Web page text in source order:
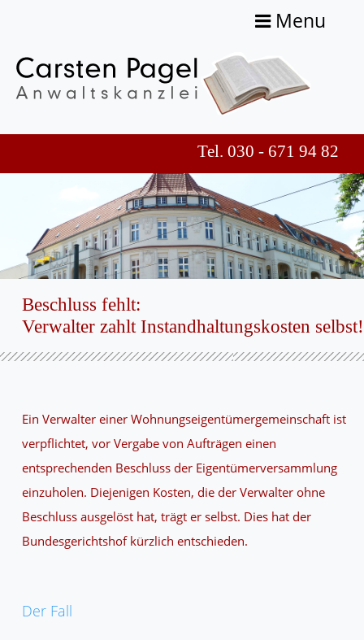
Menu
Tel. 030 - 671 94 82
Beschluss fehlt:
Verwalter zahlt Instandhaltungskosten selbst!
Ein Verwalter einer Wohnungseigentümergemeinschaft ist
verpflichtet, vor Vergabe von Aufträgen einen
entsprechenden Beschluss der Eigentümerversammlung
einzuholen. Diejenigen Kosten, die der Verwalter ohne
Beschluss ausgelöst hat, trägt er selbst. Dies hat der
Bundesgerichtshof kürzlich entschieden.
Der Fall